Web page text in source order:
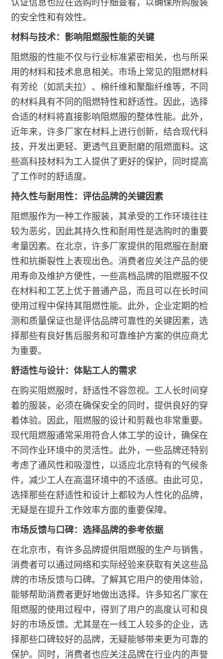
认证信息也应在选购时仔细查看，以确保所购服装
的安全性和有效性。
材料与技术：影响阻燃服性能的关键
阻燃服的性能不仅与行业标准紧密相关，也与所采
用的材料和技术息息相关。市场上常见的阻燃材料
有芳纶（如凯夫拉）、棉纤维和聚酯纤维等，不同
的材料具有不同的阻燃特性和舒适性。因此，选择
合适的材料将直接影响阻燃服的整体性能。此外，
近年来，许多厂家在材料上进行创新，结合现代科
技，开发出更轻、更透气且更耐磨的阻燃面料。这
些高科技材料为工人提供了更好的保护，同时提高
了工作时的舒适度。
持久性与耐用性：评估品牌的关键因素
阻燃服作为一种工作服装，其承受的工作环境往往
较为恶劣，因此其持久性和耐用性是选购时的重要
考量因素。在北京，许多厂家提供的阻燃服在耐磨
性和抗撕裂性上表现出色。消费者应关注产品的使
用寿命及维护方便性，一些高档品牌的阻燃服不仅
在材料和工艺上优于普通产品，而且可以在长时间
使用过程中保持其阻燃性能。此外，企业定期的检
测和质量保证也是评估品牌可靠性的关键因素，选
择那些有良好售后服务和可靠维护方案的供应商尤
为重要。
舒适性与设计：体贴工人的需求
在购买阻燃服时，舒适性不容忽视。工人长时间穿
着的服装，必须在确保安全的同时，提供良好的穿
着体验。因此，阻燃服的设计和剪裁也非常重要。
现代阻燃服通常采用符合人体工学的设计，确保在
不同作业环境中的灵活性。此外，一些品牌还特别
考虑了通风性和吸湿性，以适应北京特有的气候条
件，减少工人在高温环境中的不适感。由此可见，
选择那些在舒适性和设计上都较为人性化的品牌，
无疑是在提升工作效率方面的重要保障。
市场反馈与口碑：选择品牌的参考依据
在北京市，有许多品牌提供阻燃服的生产与销售，
消费者可以通过网络和实际经验来获取有关这些品
牌的市场反馈与口碑。了解其它用户的使用体验，
能够帮助消费者更好地做出选择。许多知名厂家在
阻燃服的使用过程中，得到了用户的高度认可和良
好的市场反馈。尤其是在一线工人较多的企业，选
择那些口碑较好的品牌，无疑能够带来更为可靠的
保护。同时，消费者也应关注品牌在行业内的声誉